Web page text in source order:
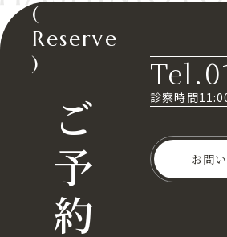
(
Reserve
)
ご
予
約
診察時間
お問